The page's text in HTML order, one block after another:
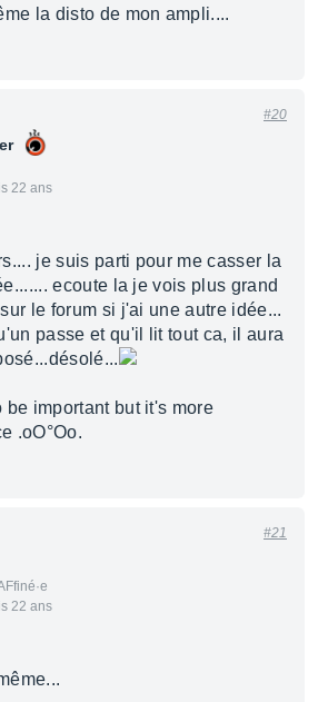
la disto de mon ampli....
22 ans
#20
je suis parti pour me casser la
ecoute la je vois plus grand
le forum si j'ai une autre idée...
passe et qu'il lit tout ca, il aura
be important but it's more
.oO°Oo.
22 ans
#21